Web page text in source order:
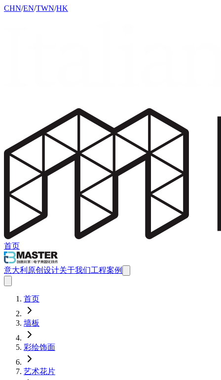
CHN/EN/TWN/HK
首页
意大利原创设计关于我们工程案例
首页
墙板
彩绘饰面
艺术花片